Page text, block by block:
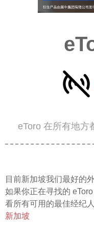
eToro 在所有地方
目前新加坡我们最好的
如果你正在寻找的
看所有可用的最佳经纪
新加坡